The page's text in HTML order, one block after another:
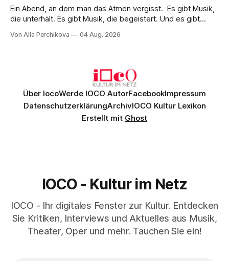
Ein Abend, an dem man das Atmen vergisst. Es gibt Musik,
die unterhält. Es gibt Musik, die begeistert. Und es gibt
Genau so war der Abend im Kurhaus Wiesbaden, an dem
Von Alla Perchikova 04 Aug. 2026
Über IocoWerde IOCO AutorFacebookImpressum
DatenschutzerklärungArchivIOCO Kultur Lexikon
Erstellt mit Ghost
IOCO - Kultur im Netz
IOCO - Ihr digitales Fenster zur Kultur. Entdecken
Sie Kritiken, Interviews und Aktuelles aus Musik,
Theater, Oper und mehr. Tauchen Sie ein!